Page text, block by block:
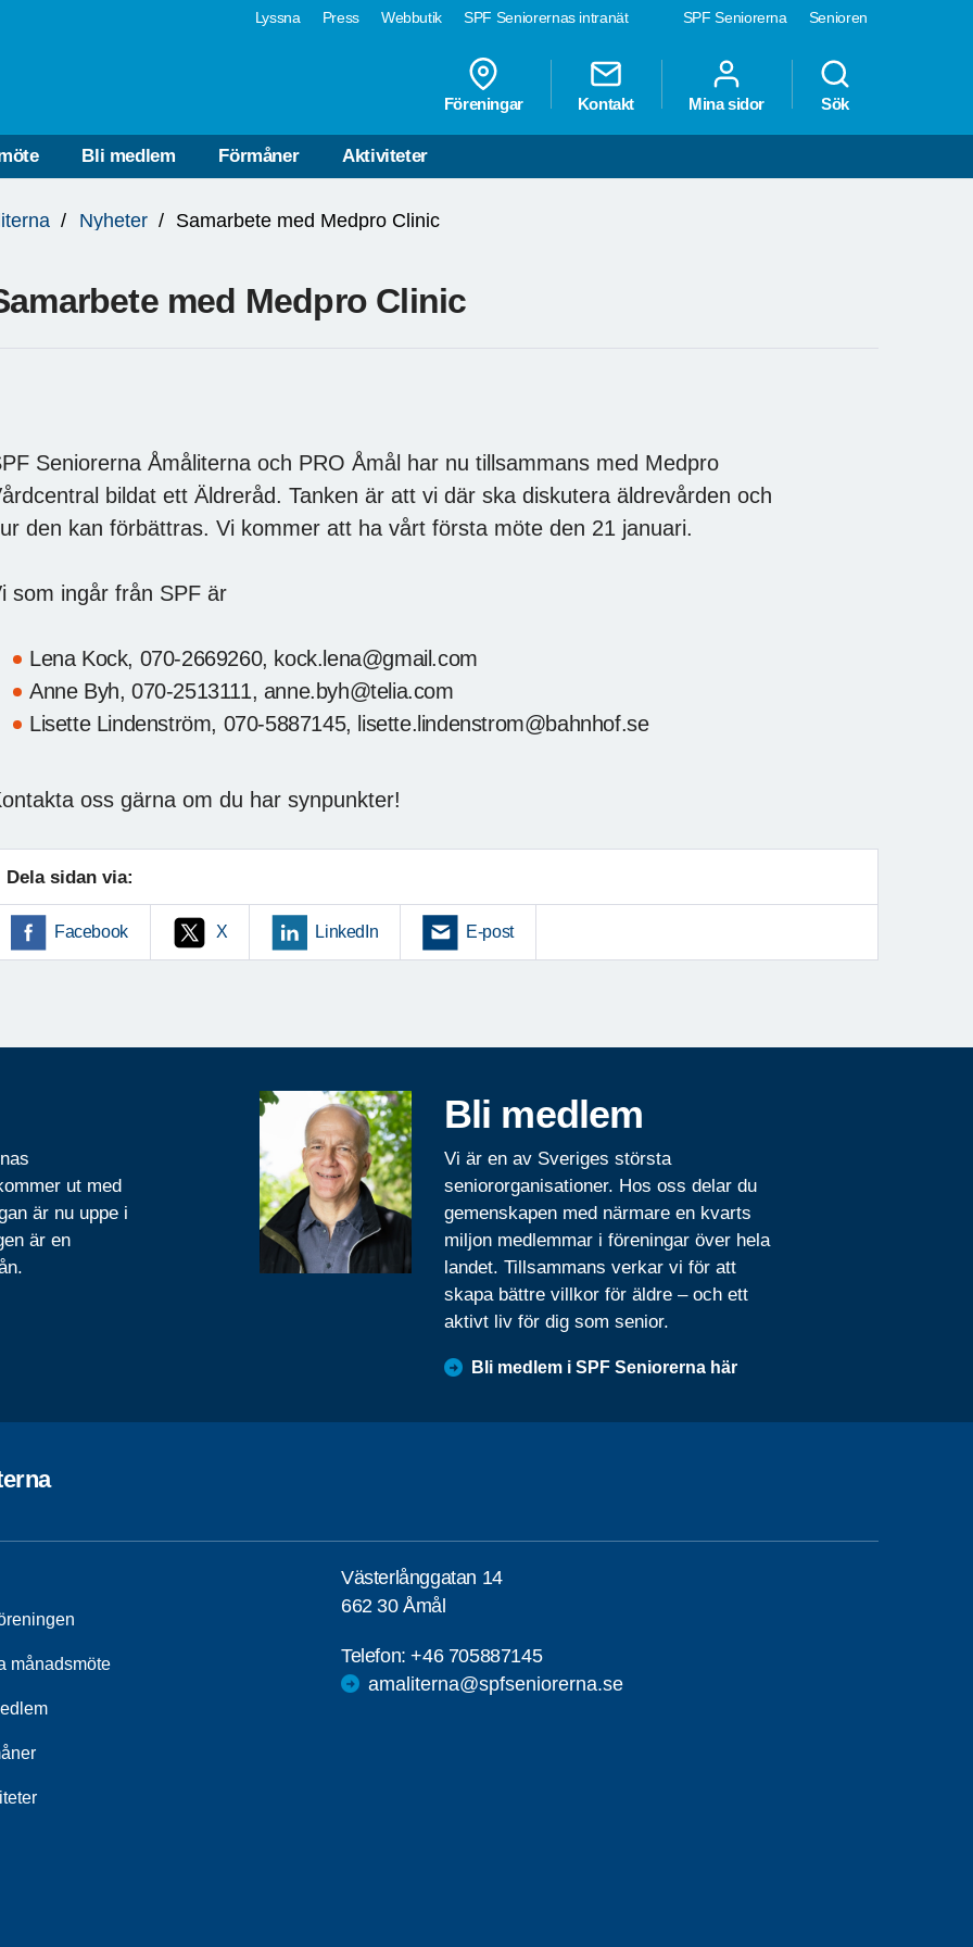
SPF Seniorerna Senioren
Lyssna Press Webbutik SPF Seniorernas intranät
Föreningar Kontakt Mina sidor Sök
Bli medlem Förmåner Aktiviteter
Nyheter Samarbete med Medpro Clinic
med Medpro Clinic
Seniorerna Åmåliterna och PRO Åmål har nu tillsammans med Medpro
bildat ett Äldreråd. Tanken är att vi där ska diskutera äldrevården och
den kan förbättras. Vi kommer att ha vårt första möte den 21 januari.
som ingår från SPF är
Lena Kock, 070-2669260, kock.lena@gmail.com
Anne Byh, 070-2513111, anne.byh@telia.com
Lisette Lindenström, 070-5887145, lisette.lindenstrom@bahnhof.se
oss gärna om du har synpunkter!
Dela sidan via:
Facebook X LinkedIn E-post
ut med
är nu uppe i
är en
Bli medlem
Vi är en av Sveriges största
seniororganisationer. Hos oss delar du
gemenskapen med närmare en kvarts
miljon medlemmar i föreningar över hela
landet. Tillsammans verkar vi för att
skapa bättre villkor för äldre – och ett
aktivt liv för dig som senior.
Bli medlem i SPF Seniorerna här
månadsmöte
Västerlånggatan 14
662 30 Åmål
Telefon:+46 705887145
amaliterna@spfseniorerna.se